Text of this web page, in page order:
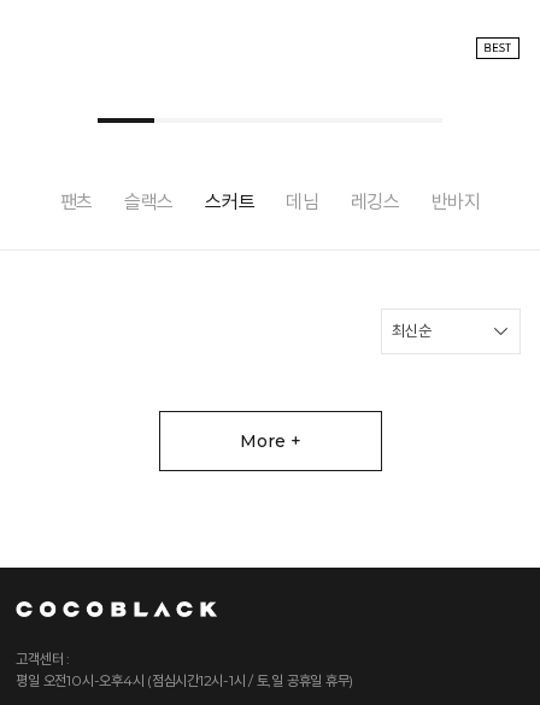
팬츠 슬랙스 스커트 데님 레깅스 반바지
More +
고객센터 :
평일 오전10시-오후4시 (점심시간12시-1시 / 토,일 공휴일 휴무)